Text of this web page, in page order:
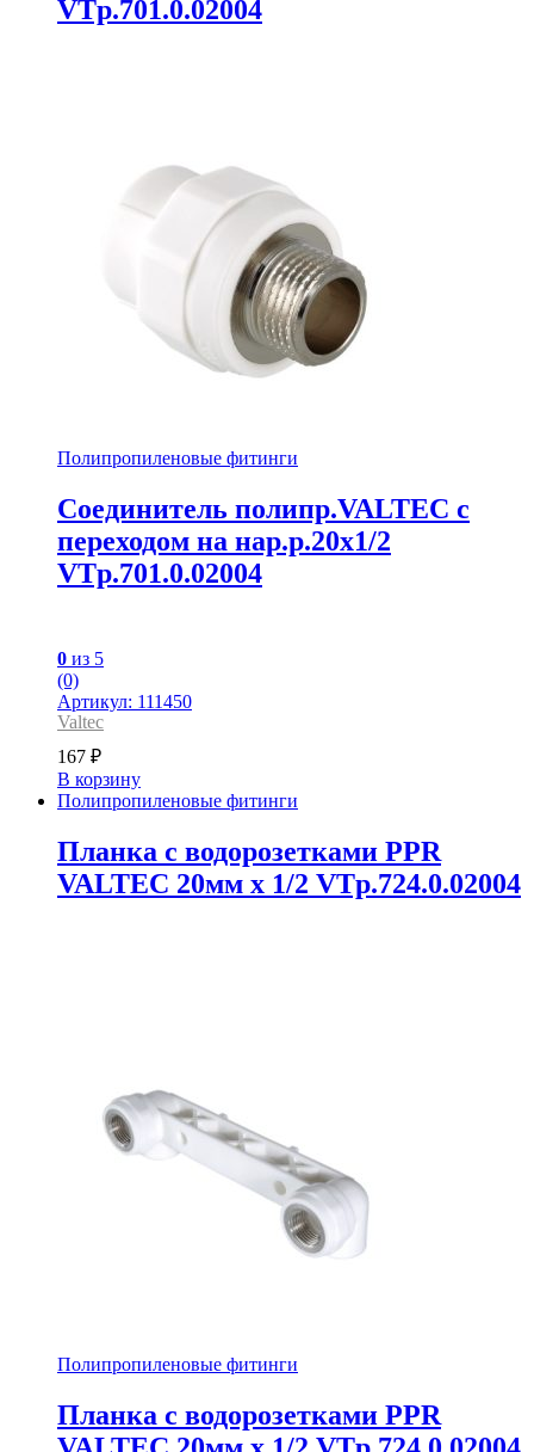
VTp.701.0.02004
Полипропиленовые фитинги
Соединитель полипр.VALTEC с
переходом на нар.р.20х1/2
VTp.701.0.02004
0 из 5
(0)
Артикул: 111450
Valtec
167 ₽
В корзину
Полипропиленовые фитинги
Планка с водорозетками PPR
VALTEC 20мм х 1/2 VTp.724.0.02004
Полипропиленовые фитинги
Планка с водорозетками PPR